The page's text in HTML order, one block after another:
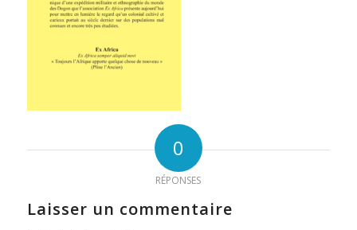
0
RÉPONSES
Laisser un commentaire